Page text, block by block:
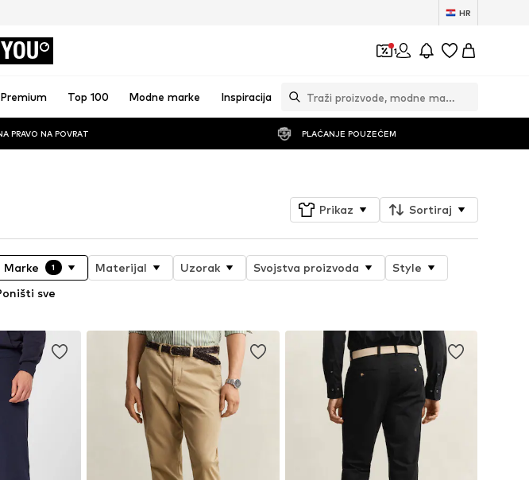
HR
YOU 1
Premium Top 100 Modne marke Inspiracija
PRAVO NA POVRAT PLAĆANJE POUZEĆEM
Prikaz Sortiraj
Marke 1 Materijal Uzorak Svojstva proizvoda
Style
sve